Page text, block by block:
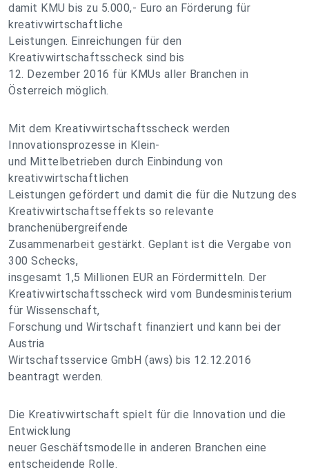
damit KMU bis zu 5.000,- Euro an Förderung für
kreativwirtschaftliche
Leistungen. Einreichungen für den
Kreativwirtschaftsscheck sind bis
12. Dezember 2016 für KMUs aller Branchen in
Österreich möglich.
Mit dem Kreativwirtschaftsscheck werden
Innovationsprozesse in Klein-
und Mittelbetrieben durch Einbindung von
kreativwirtschaftlichen
Leistungen gefördert und damit die für die Nutzung des
Kreativwirtschaftseffekts so relevante
branchenübergreifende
Zusammenarbeit gestärkt. Geplant ist die Vergabe von
300 Schecks,
insgesamt 1,5 Millionen EUR an Fördermitteln. Der
Kreativwirtschaftsscheck wird vom Bundesministerium
für Wissenschaft,
Forschung und Wirtschaft finanziert und kann bei der
Austria
Wirtschaftsservice GmbH (aws) bis 12.12.2016
beantragt werden.
Die Kreativwirtschaft spielt für die Innovation und die
Entwicklung
neuer Geschäftsmodelle in anderen Branchen eine
entscheidende Rolle.